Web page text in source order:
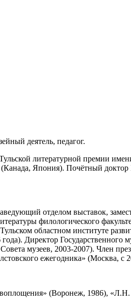
деятель, педагог.
литературной премии
Япония). Почётный
отделом выставок,
филологического
областном институте
Директор Государственного
музеев, 2003-2007). Член
ежегодника» (Москва, с
(Воронеж, 1986),